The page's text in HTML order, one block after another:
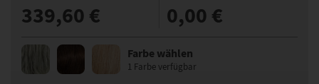
339,60 € 0,00 €
Farbe wählen
1 Farbe verfügbar